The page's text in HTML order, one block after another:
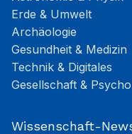
Erde & Umwelt
Archäologie
Gesundheit & Medizin
Technik & Digitales
Gesellschaft &
Wissenschaft-